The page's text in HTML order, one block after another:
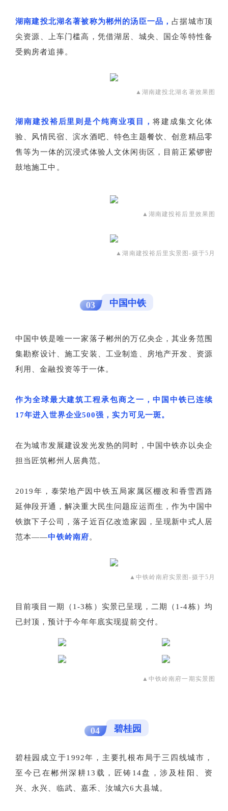
湖南建投北湖名著被称为郴州的汤臣一品，占据城市顶
尖资源、上车门槛高，凭借湖居、城央、国企等特性备
受购房者追捧。
▲湖南建投北湖名著效果图
湖南建投裕后里则是个纯商业项目，将建成集文化体
验、风情民宿、滨水酒吧、特色主题餐饮、创意精品零
售等为一体的沉浸式体验人文休闲街区，目前正紧锣密
鼓地施工中。
▲湖南建投裕后里效果图
▲湖南建投裕后里实景图-摄于5月
03 中国中铁
中国中铁是唯一一家落子郴州的万亿央企，其业务范围
集勘察设计、施工安装、工业制造、房地产开发、资源
利用、金融投资等于一体。
作为全球最大建筑工程承包商之一，中国中铁已连续
17年进入世界企业500强，实力可见一斑。
在为城市发展建设发光发热的同时，中国中铁亦以央企
担当匠筑郴州人居典范。
2019年，泰荣地产因中铁五局家属区棚改和香雪西路
延伸段开通，解决重大民生问题应运而生，作为中国中
铁旗下子公司，落子近百亿改造家园，呈现新中式人居
范本——中铁岭南府。
▲中铁岭南府实景图-摄于5月
目前项目一期（1-3栋）实景已呈现，二期（1-4栋）均
已封顶，预计于今年年底实现提前交付。
▲中铁岭南府一期实景图
04 碧桂园
碧桂园成立于1992年，主要扎根布局于三四线城市，
至今已在郴州深耕13载，匠铸14盘，涉及桂阳、资
兴、永兴、临武、嘉禾、汝城六6大县城。